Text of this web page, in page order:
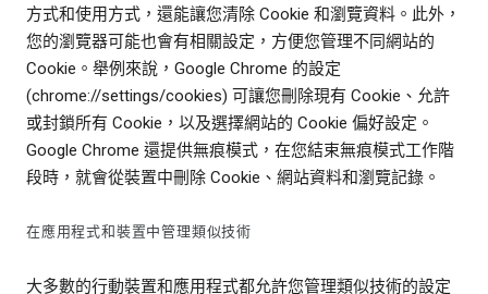
方式和使用方式，還能讓您清除 Cookie 和瀏覽資料。此外，
您的瀏覽器可能也會有相關設定，方便您管理不同網站的
Cookie。舉例來說，Google Chrome 的設定
(chrome://settings/cookies) 可讓您刪除現有 Cookie、允許
或封鎖所有 Cookie，以及選擇網站的 Cookie 偏好設定。
Google Chrome 還提供無痕模式，在您結束無痕模式工作階
段時，就會從裝置中刪除 Cookie、網站資料和瀏覽記錄。
在應用程式和裝置中管理類似技術
大多數的行動裝置和應用程式都允許您管理類似技術的設定